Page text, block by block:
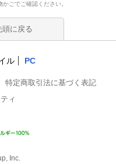
ごでご確認ください。
頭に戻る
ル PC
特定商取引法に基づく表記
ィ
Inc.